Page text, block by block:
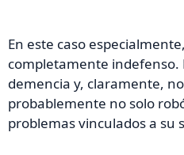
En este caso
completamente indefenso.
demencia y, claramente,
probablemente no solo
problemas vinculados a su